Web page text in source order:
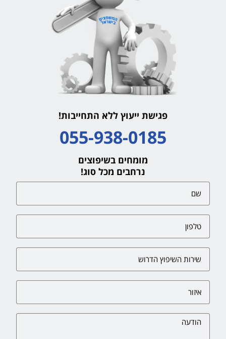
פגישת ייעוץ ללא התחייבות!
055-938-0185
מומחים בשיפוצים
נרחבים מכל סוג!